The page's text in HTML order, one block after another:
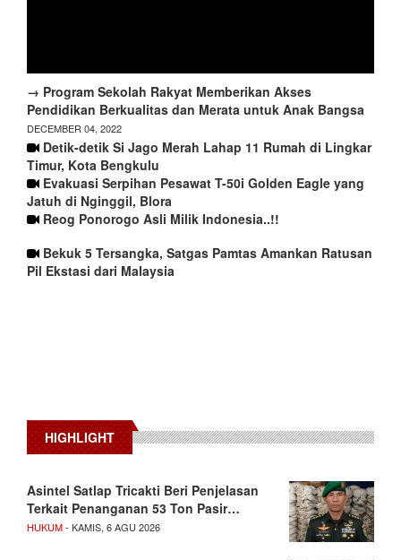
→ Program Sekolah Rakyat Memberikan Akses
Pendidikan Berkualitas dan Merata untuk Anak Bangsa
DECEMBER 04, 2022
Detik-detik Si Jago Merah Lahap 11 Rumah di Lingkar
Timur, Kota Bengkulu
Evakuasi Serpihan Pesawat T-50i Golden Eagle yang
Jatuh di Nginggil, Blora
Reog Ponorogo Asli Milik Indonesia..!!
Bekuk 5 Tersangka, Satgas Pamtas Amankan Ratusan
Pil Ekstasi dari Malaysia
HIGHLIGHT
Asintel Satlap Tricakti Beri Penjelasan
Terkait Penanganan 53 Ton Pasir…
HUKUM- KAMIS, 6 AGU 2026